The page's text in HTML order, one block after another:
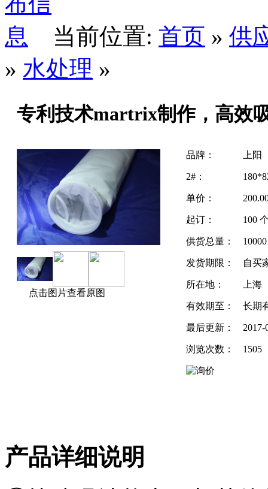
当前位置: 首页 » 供
» 水处理 »
专利技术martrix制作，高效
点击图片查看原图
品牌： 上阳
2#：
单价：
起订： 100
供货总量：
发货期限： 自买
所在地： 上海
有效期至： 长期
最后更新： 2017-
浏览次数： 1505
产品详细说明